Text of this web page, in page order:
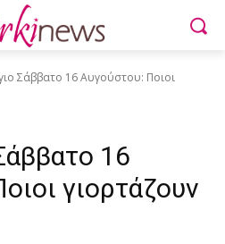
Σάββατο 16 Αυγούστου: Ποιοι
16
γιορτάζουν